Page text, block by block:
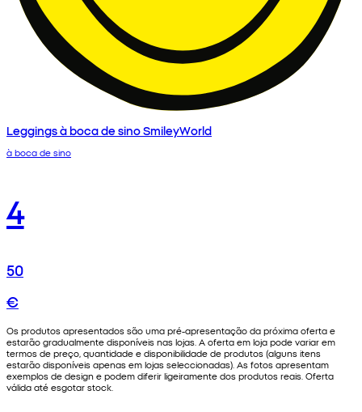
Leggings à boca de sino SmileyWorld
à boca de sino
4
50
€
Os produtos apresentados são uma pré-apresentação da próxima oferta e
estarão gradualmente disponíveis nas lojas. A oferta em loja pode variar em
termos de preço, quantidade e disponibilidade de produtos (alguns itens
estarão disponíveis apenas em lojas seleccionadas). As fotos apresentam
exemplos de design e podem diferir ligeiramente dos produtos reais. Oferta
válida até esgotar stock.